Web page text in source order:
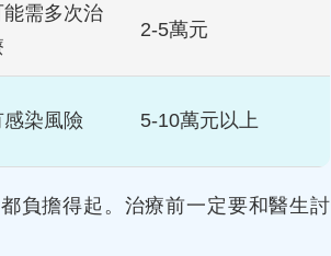
能需多次治
2-5萬元
感染風險 5-10萬元以上
負擔得起。治療前一定要和醫生討